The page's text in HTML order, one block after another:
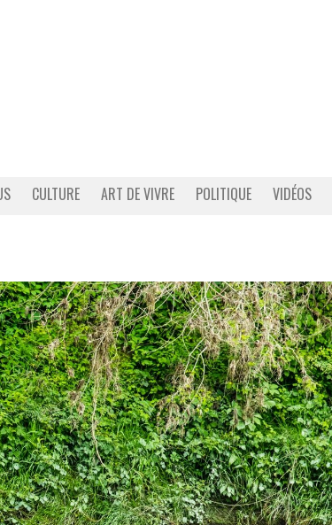
CULTURE ART DE VIVRE POLITIQUE VIDÉOS